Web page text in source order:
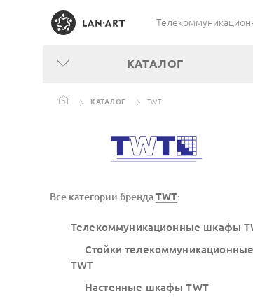
КАТАЛОГ
КАТАЛОГ TWT
Все категории брендаTWT:
Телекоммуникационные шкафы
Стойки телекоммуникационные
TWT
Настенные шкафы TWT